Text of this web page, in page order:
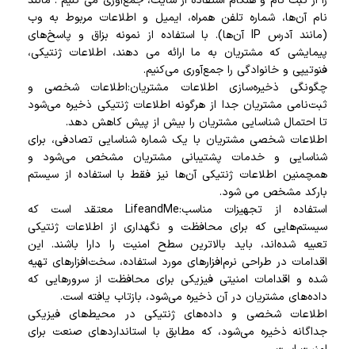
نام آن‌ها، شماره تلفن همراه، ایمیل و اطلاعات مربوط به وب
(مانند آدرس IP آن‌ها). با استفاده از نمونه بزاق و پاسخ‌های
پیمایشی که مشتریان به ما ارائه می دهند، اطلاعات ژنتیکی،
فنوتیپی و خانوادگی را جمع‌آوری می‌کنیم.
چگونگی ذخیره‌سازی اطلاعات مشتریان:اطلاعات شخصی و
ثبت‌نامی مشتریان جدا از هرگونه اطلاعات ژنتیکی ذخیره می‌شود
تا احتمال شناسایی مشتریان را بیش از پیش کاهش دهد.
اطلاعات شخصی مشتریان با یک شماره شناسایی تصادفی، برای
شناسایی و خدمات پشتیبانی مشتریان مشخص می‌شود و
همچمنین اطلاعات ژنتیکی آن‌ها نیز فقط با استفاده از سیستم
بارکد مشخص می شود.
استفاده از تجهیزات مناسب:LifeandMe معتقد است که
سیستم‌هایی که برای محافظت و نگهداری از اطلاعات ژنتیکی
تعبیه شده‌اند، باید بالاترین سطح امنیت را دارا باشند. این
اقدامات در طراحی نرم‌افزارهای مورد استفاده، سخت‌افزارهای تهیه
شده و اقدامات امنیتی فیزیکی برای محافظت از سرورهایی که
داده‌های مشتریان در آن ذخیره می‌شود، بازتاب یافته است.
اطلاعات شخصی و داده‌های ژنتیکی در محیط‌های فیزیکی
جداگانه ذخیره می‌شود، که مطابق با استانداردهای صنعت برای